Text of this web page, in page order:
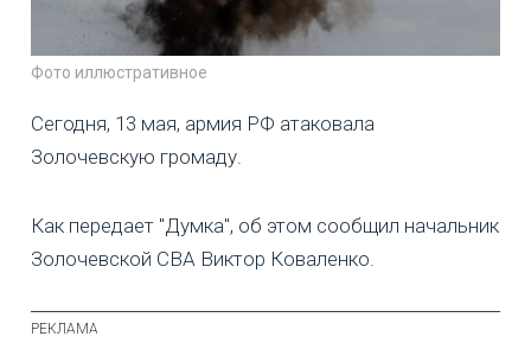
Фото иллюстративное
Сегодня, 13 мая, армия РФ атаковала
Золочевскую громаду.
Как передает "Думка", об этом сообщил начальник
Золочевской СВА Виктор Коваленко.